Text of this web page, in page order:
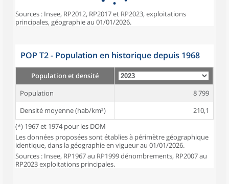
Sources : Insee, RP2012, RP2017 et RP2023, exploitations
principales, géographie au 01/01/2026.
POP T2 - Population en historique depuis 1968
Population et densité
Population
8 799
Densité moyenne (hab/km²)
210,1
(*) 1967 et 1974 pour les DOM
Les données proposées sont établies à périmètre géographique
identique, dans la géographie en vigueur au 01/01/2026.
Sources : Insee, RP1967 au RP1999 dénombrements, RP2007 au
RP2023 exploitations principales.